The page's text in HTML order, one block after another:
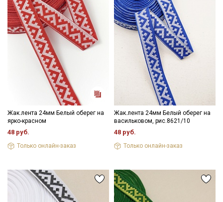
Жак.лента 24мм Белый оберег на
ярко-красном
48 руб.
Только онлайн-заказ
Жак.лента 24мм Белый оберег на
васильковом, рис.8621/10
48 руб.
Только онлайн-заказ
категории тканей
Электронная почта
Ознакомлен(а) сПолитикой обработки персональных
данных
Согласие на обработку персональных
Даю Согласие на получение рекламных и